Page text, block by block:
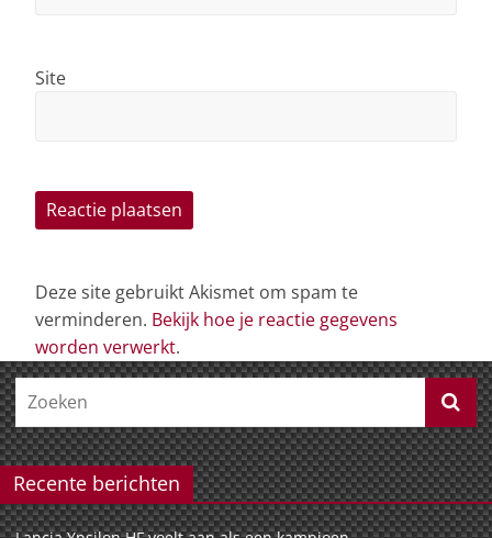
Site
Deze site gebruikt Akismet om spam te
verminderen. Bekijk hoe je reactie gegevens
worden verwerkt.
Recente berichten